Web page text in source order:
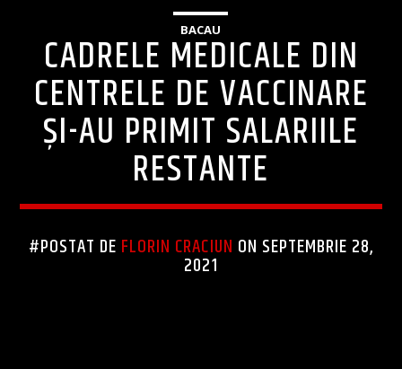
BACAU
CADRELE MEDICALE DIN
CENTRELE DE VACCINARE
ȘI-AU PRIMIT SALARIILE
RESTANTE
#POSTAT DE FLORIN CRACIUN ON SEPTEMBRIE 28,
2021